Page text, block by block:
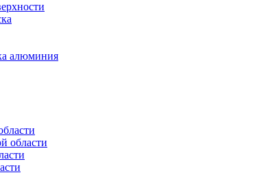
алюминия
области